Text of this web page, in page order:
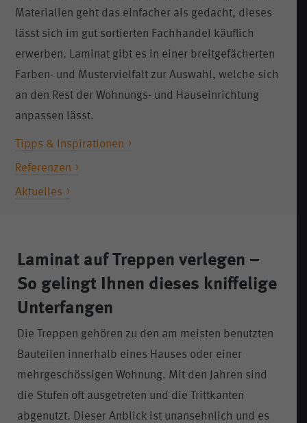
Materialien geht das einfacher als gedacht, dieses
lässt sich im gut sortierten Fachhandel käuflich
erwerben. Laminat gibt es in einer breitgefächerten
Farben- und Mustervielfalt zur Auswahl, welche sich
an den Rest der Wohnungs- und Hauseinrichtung
anpassen lässt.
Tipps & Inspirationen
Referenzen
Aktuelles
Laminat auf Treppen verlegen –
So gelingt Ihnen dieses kniffelige
Unterfangen
Die Treppen gehören zu den am meisten benutzten
Bauteilen innerhalb eines Hauses oder einer
mehrgeschössigen Wohnung. Mit den Jahren sind
die Stufen oft ausgetreten und die Trittkanten
abgenutzt. Dieser Anblick ist unansehnlich und es